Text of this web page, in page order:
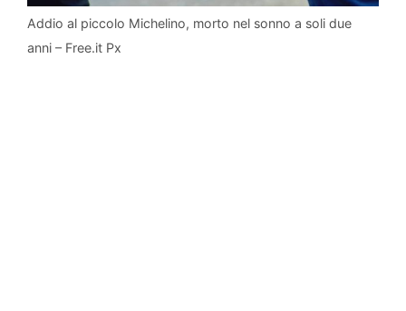
Addio al piccolo Michelino, morto nel sonno a soli due
anni – Free.it Px